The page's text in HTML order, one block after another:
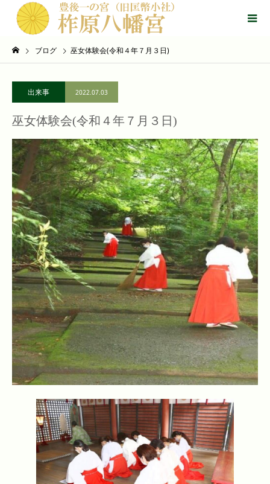
ブログ 巫女体験会(令和４年７月３日)
出来事 2022.07.03
巫女体験会(令和４年７月３日)